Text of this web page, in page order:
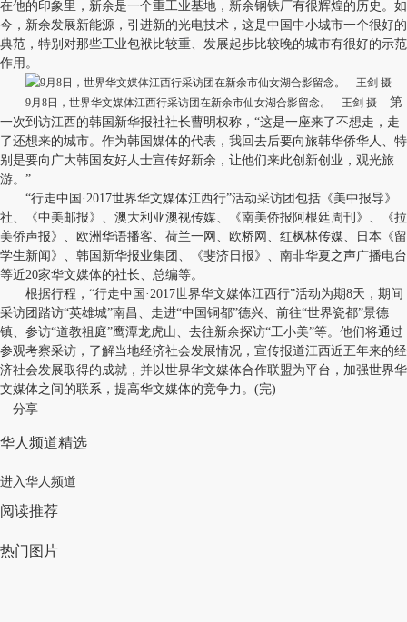
在他的印象里，新余是一个重工业基地，新余钢铁厂有很辉煌的历史。如
今，新余发展新能源，引进新的光电技术，这是中国中小城市一个很好的
典范，特别对那些工业包袱比较重、发展起步比较晚的城市有很好的示范
作用。
9月8日，世界华文媒体江西行采访团在新余市仙女湖合影留念。 王剑 摄 第
一次到访江西的韩国新华报社社长曹明权称，“这是一座来了不想走，走
了还想来的城市。作为韩国媒体的代表，我回去后要向旅韩华侨华人、特
别是要向广大韩国友好人士宣传好新余，让他们来此创新创业，观光旅
游。”
“行走中国·2017世界华文媒体江西行”活动采访团包括《美中报导》
社、《中美邮报》、澳大利亚澳视传媒、《南美侨报阿根廷周刊》、《拉
美侨声报》、欧洲华语播客、荷兰一网、欧桥网、红枫林传媒、日本《留
学生新闻》、韩国新华报业集团、《斐济日报》、南非华夏之声广播电台
等近20家华文媒体的社长、总编等。
根据行程，“行走中国·2017世界华文媒体江西行”活动为期8天，期间
采访团踏访“英雄城”南昌、走进“中国铜都”德兴、前往“世界瓷都”景德
镇、参访“道教祖庭”鹰潭龙虎山、去往新余探访“工小美”等。他们将通过
参观考察采访，了解当地经济社会发展情况，宣传报道江西近五年来的经
济社会发展取得的成就，并以世界华文媒体合作联盟为平台，加强世界华
文媒体之间的联系，提高华文媒体的竞争力。(完)
分享
华人频道精选
进入华人频道
阅读推荐
热门图片